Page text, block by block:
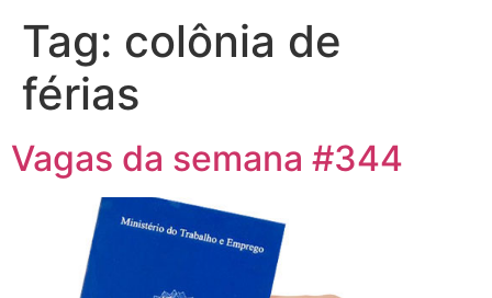
Tag: colônia de
férias
Vagas da semana #344